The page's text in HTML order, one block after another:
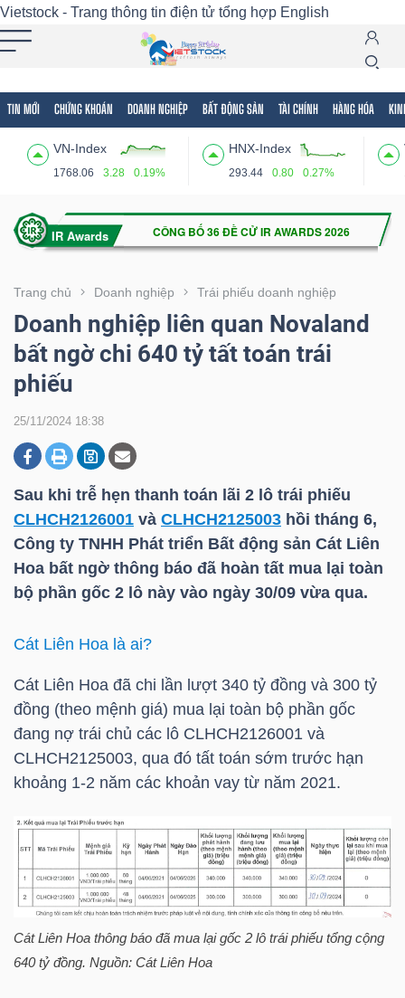
Vietstock - Trang thông tin điện tử tổng hợp English
TIN MỚI CHỨNG KHOÁN DOANH NGHIỆP BẤT ĐỘNG SẢN TÀI CHÍNH HÀNG HÓA
VN-Index
1768.06 3.28 0.19%
HNX-Index
293.44 0.80 0.27%
Trang chủ Doanh nghiệp Trái phiếu doanh nghiệp
Doanh nghiệp liên quan Novaland
bất ngờ chi 640 tỷ tất toán trái
phiếu
25/11/2024 18:38
Sau khi trễ hẹn thanh toán lãi 2 lô trái phiếu
CLHCH2126001 và CLHCH2125003 hồi tháng 6,
Công ty TNHH Phát triển Bất động sản Cát Liên
Hoa bất ngờ thông báo đã hoàn tất mua lại toàn
bộ phần gốc 2 lô này vào ngày 30/09 vừa qua.
Cát Liên Hoa là ai?
Cát Liên Hoa đã chi lần lượt 340 tỷ đồng và 300 tỷ
đồng (theo mệnh giá) mua lại toàn bộ phần gốc
đang nợ trái chủ các lô CLHCH2126001 và
CLHCH2125003, qua đó tất toán sớm trước hạn
khoảng 1-2 năm các khoản vay từ năm 2021.
Cát Liên Hoa thông báo đã mua lại gốc 2 lô trái phiếu tổng cộng
640 tỷ đồng. Nguồn: Cát Liên Hoa
Tất cả Tính năng Ngành Mã chứng khoán
Tính
(-)
VIETSTOCK
CHỨNG
KHOÁN
DOANH
NGHIỆP
BẤT
ĐỘNG
TÀI
CHÍNH
HÀNG
HÓA
KINH
TẾ